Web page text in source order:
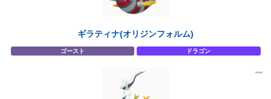
ギラティナ(オリジンフォルム)
ゴースト ドラゴン